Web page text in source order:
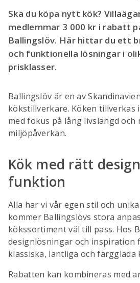
Ska du köpa nytt kök?
medlemmar 3 000 kr i rabatt
Ballingslöv. Här hittar du ett
och funktionella lösningar i
prisklasser.
Ballingslöv är en av
kökstillverkare. Köken tillverkas
med fokus på lång livslängd och
miljöpåverkan.
Kök med rätt
funktion
Alla har vi vår egen stil och
kommer Ballingslövs stora
kökssortiment väl till pass. Hos
designlösningar och inspiration
klassiska, lantliga och färgglada
Rabatten kan kombineras med